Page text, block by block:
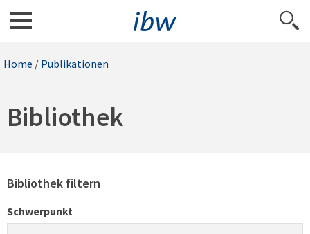
Home / Publikationen
Bibliothek
Bibliothek filtern
Schwerpunkt